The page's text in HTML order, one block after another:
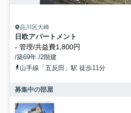
品川区大崎
日欧アパートメント
- 管理/共益費1,800円
/築69年 /2階建
山手線「五反田」駅 徒歩11分
募集中の部屋